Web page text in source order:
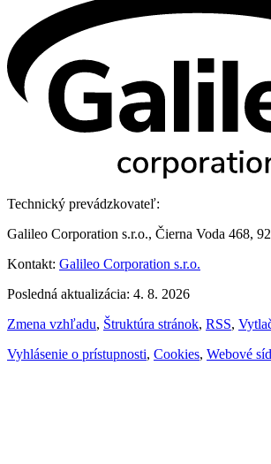
Technický prevádzkovateľ:
Galileo Corporation s.r.o., Čierna Voda 468,
Kontakt: Galileo Corporation s.r.o.
Posledná aktualizácia: 4. 8. 2026
Zmena vzhľadu, Štruktúra stránok, RSS,
Vyhlásenie o prístupnosti, Cookies, Webové